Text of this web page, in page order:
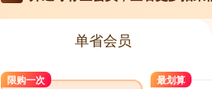
单省会员
限购一次 最划算